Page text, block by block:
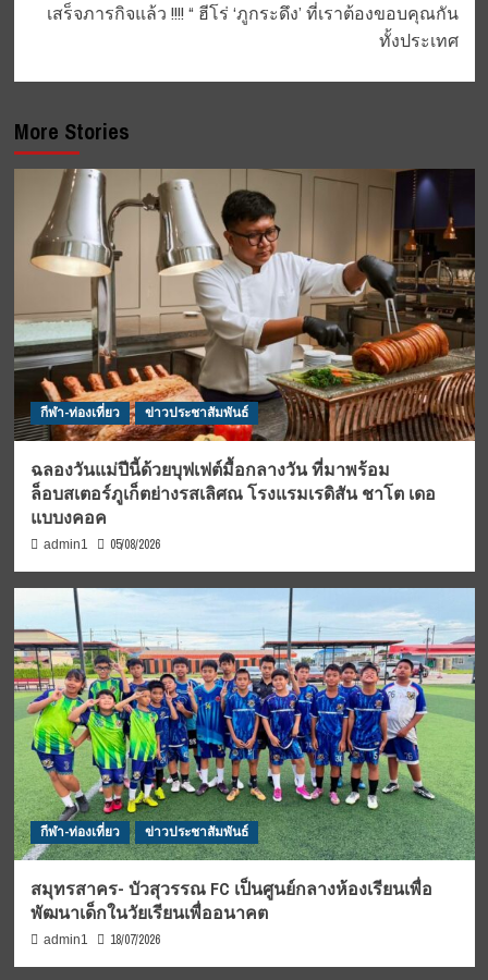
เสร็จภารกิจแล้ว !!!! “ ฮีโร่ ‘ภูกระดึง’ ที่เราต้องขอบคุณกัน
ทั้งประเทศ
More Stories
กีฬา-ท่องเที่ยว ข่าวประชาสัมพันธ์
ฉลองวันแม่ปีนี้ด้วยบุฟเฟต์มื้อกลางวัน ที่มาพร้อม
ล็อบสเตอร์ภูเก็ตย่างรสเลิศณ โรงแรมเรดิสัน ชาโต เดอ
แบบงคอค
admin1 05/08/2026
กีฬา-ท่องเที่ยว ข่าวประชาสัมพันธ์
สมุทรสาคร- บัวสุวรรณ FC เป็นศูนย์กลางห้องเรียนเพื่อ
พัฒนาเด็กในวัยเรียนเพื่ออนาคต
admin1 18/07/2026